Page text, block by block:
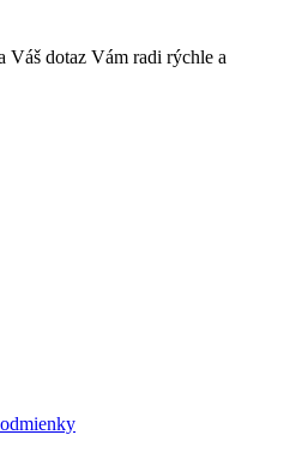
Váš dotaz Vám radi rýchle a